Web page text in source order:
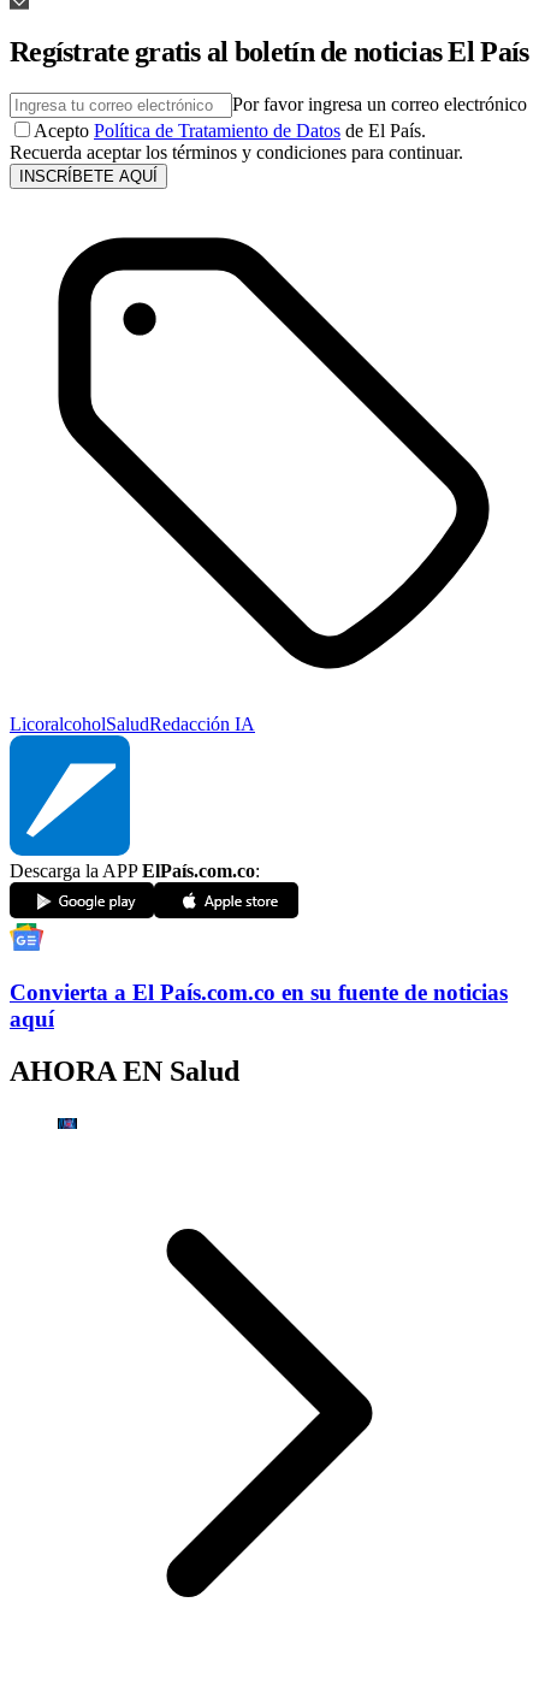
Regístrate gratis al boletín de noticias El País
Por favor ingresa un correo electrónico
Acepto Política de Tratamiento de Datos de El País.
Recuerda aceptar los términos y condiciones para continuar.
INSCRÍBETE AQUÍ
LicoralcoholSaludRedacción IA
Descarga la APPElPaís.com.co:
Convierta a El País.com.co en su fuente de noticias
aquí
AHORA EN Salud